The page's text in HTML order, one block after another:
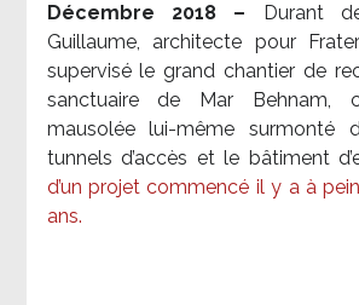
Décembre 2018 – Durant
Guillaume, architecte pour
supervisé le grand chantier de
sanctuaire de Mar Behnam,
mausolée lui-même surmonté
tunnels d’accès et le bâtiment
d’un projet commencé il y a à
ans.